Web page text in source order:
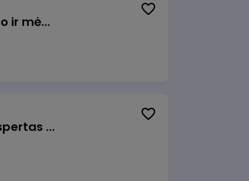
Užsakymų komplektuotojas (-a) Pieno ir mėsos sandėlyje
Veiklos užtikrinimo ir atitikties vyr. ekspertas (-ė) (Vilnius, LT)